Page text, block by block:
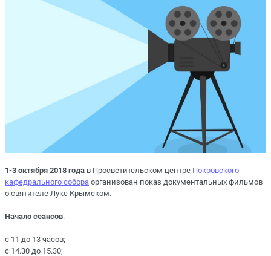
1-3 октября 2018 года в Просветительском центре Покровского
кафедрального собора организован показ документальных фильмов
о святителе Луке Крымском.
Начало сеансов:
с 11 до 13 часов;
с 14.30 до 15.30;